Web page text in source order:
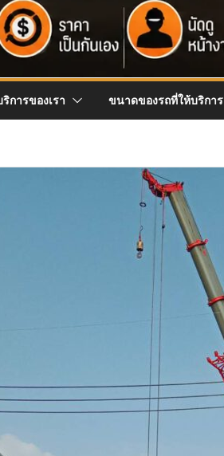
การของเรา ขนาดของรถที่ให้บริการ